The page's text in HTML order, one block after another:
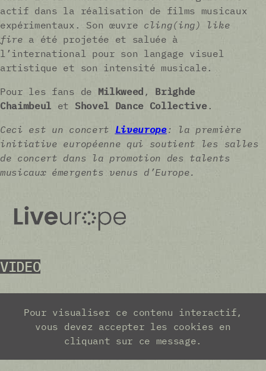
actif dans la réalisation de films musicaux
expérimentaux. Son œuvre cling(ing) like
fire a été projetée et saluée à
l’international pour son langage visuel
artistique et son intensité musicale.
Pour les fans de Milkweed , Brìghde
Chaimbeul et Shovel Dance Collective.
Ceci est un concert Liveurope: la première
initiative européenne qui soutient les salles
de concert dans la promotion des talents
musicaux émergents venus d’Europe.
VIDEO